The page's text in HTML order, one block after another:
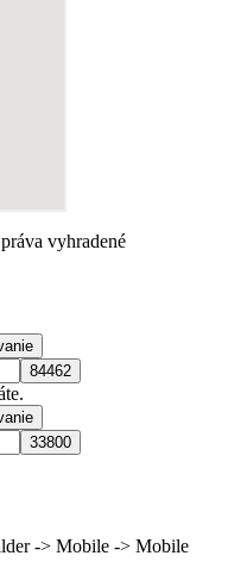
vyhradené
-> Mobile -> Mobile